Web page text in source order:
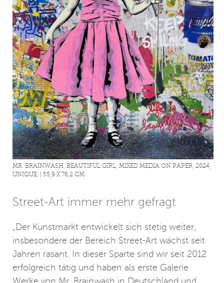
MR. BRAINWASH, BEAUTIFUL GIRL, MIXED MEDIA ON PAPER, 2024,
UNIQUE. | 55,9 X 76,2 CM
Street-Art immer mehr gefragt
„Der Kunstmarkt entwickelt sich stetig weiter,
insbesondere der Bereich Street-Art wächst seit
Jahren rasant. In dieser Sparte sind wir seit 2012
erfolgreich tätig und haben als erste Galerie